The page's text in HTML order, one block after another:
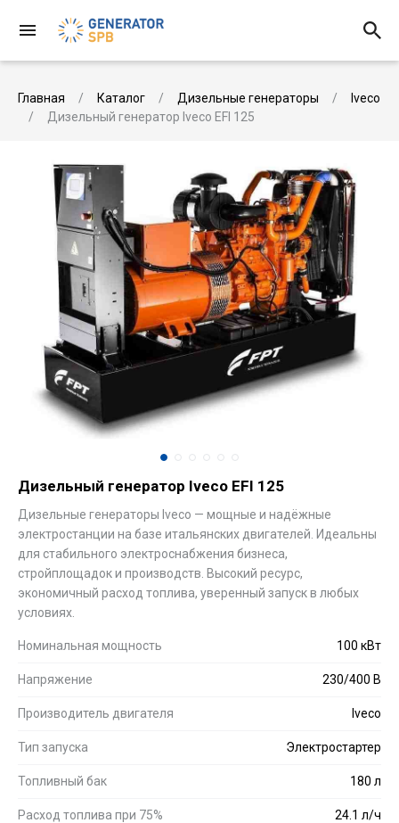
Главная Каталог Дизельные генераторы
Iveco
Дизельный генератор Iveco EFI 125
Дизельный генератор Iveco EFI 125
Дизельные генераторы Iveco — мощные и надёжные
электростанции на базе итальянских двигателей. Идеальны
для стабильного электроснабжения бизнеса,
стройплощадок и производств. Высокий ресурс,
экономичный расход топлива, уверенный запуск в любых
условиях.
Номинальная мощность 100 кВт
Напряжение 230/400 В
Производитель двигателя Iveco
Тип запуска Электростартер
Топливный бак 180 л
Расход топлива при 75%
24.1 л/ч